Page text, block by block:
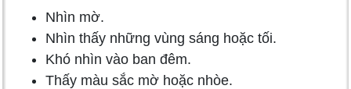
Nhìn mờ.
Nhìn thấy những vùng sáng hoặc tối.
Khó nhìn vào ban đêm.
Thấy màu sắc mờ hoặc nhòe.